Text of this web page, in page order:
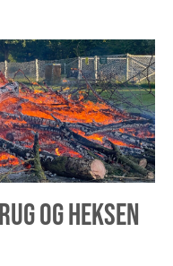
OG HEKSEN